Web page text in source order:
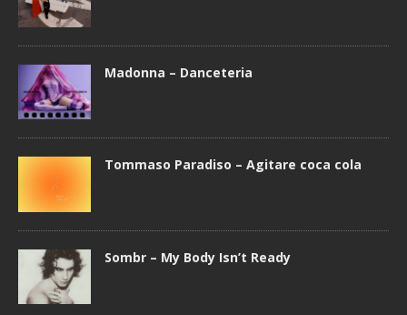
Madonna – Danceteria
Tommaso Paradiso – Agitare coca cola
Sombr – My Body Isn’t Ready